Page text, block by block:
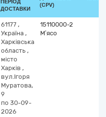
ПЕРІОД
ДОСТАВКИ
(CPV)
61177 ,
Україна ,
Харківська
область ,
місто
Харків ,
вул.Ігоря
Муратова,
9
по 30-09-
2026
15110000-2
М’ясо